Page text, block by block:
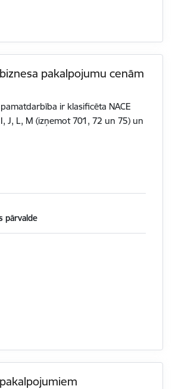
pakalpojumu cenām
ir klasificēta NACE
J, L, M (izņemot 701, 72 un 75) un
pārvalde